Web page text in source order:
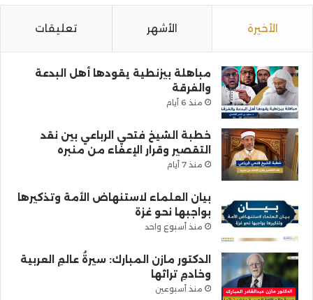
الأخيرة الأشهر تعليقات
مباهلة بيزنطية يقودها أهل البدعة
والفرقة
منذ 6 أيام
خطبة الشيخ فتحي الرباعي بين نقد
التقصير وقرار الإعفاء من منبره
منذ 7 أيام
بيان العلماء لاستنهاض الأمة وتذكيرها
بواجبها نحو غزة
منذ أسبوع واحد
الدكتور مازن المبارك: سيرةُ عالمِ العربية
وخادمِ تراثها
منذ أسبوعين